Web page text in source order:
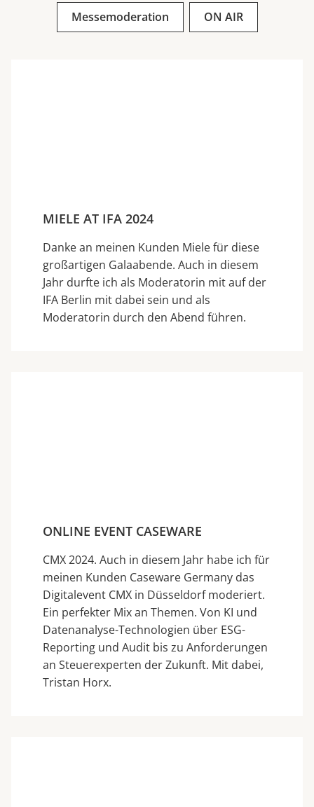
Messemoderation ON AIR
MIELE AT IFA 2024
Danke an meinen Kunden Miele für diese
großartigen Galaabende. Auch in diesem
Jahr durfte ich als Moderatorin mit auf der
IFA Berlin mit dabei sein und als
Moderatorin durch den Abend führen.
ONLINE EVENT CASEWARE
CMX 2024. Auch in diesem Jahr habe ich für
meinen Kunden Caseware Germany das
Digitalevent CMX in Düsseldorf moderiert.
Ein perfekter Mix an Themen. Von KI und
Datenanalyse-Technologien über ESG-
Reporting und Audit bis zu Anforderungen
an Steuerexperten der Zukunft. Mit dabei,
Tristan Horx.